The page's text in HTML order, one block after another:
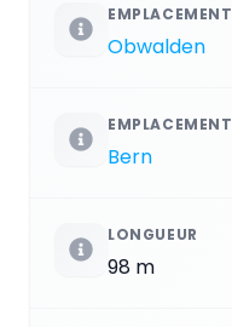
EMPLACEMENT
Obwalden
EMPLACEMENT
Bern
LONGUEUR
98 m